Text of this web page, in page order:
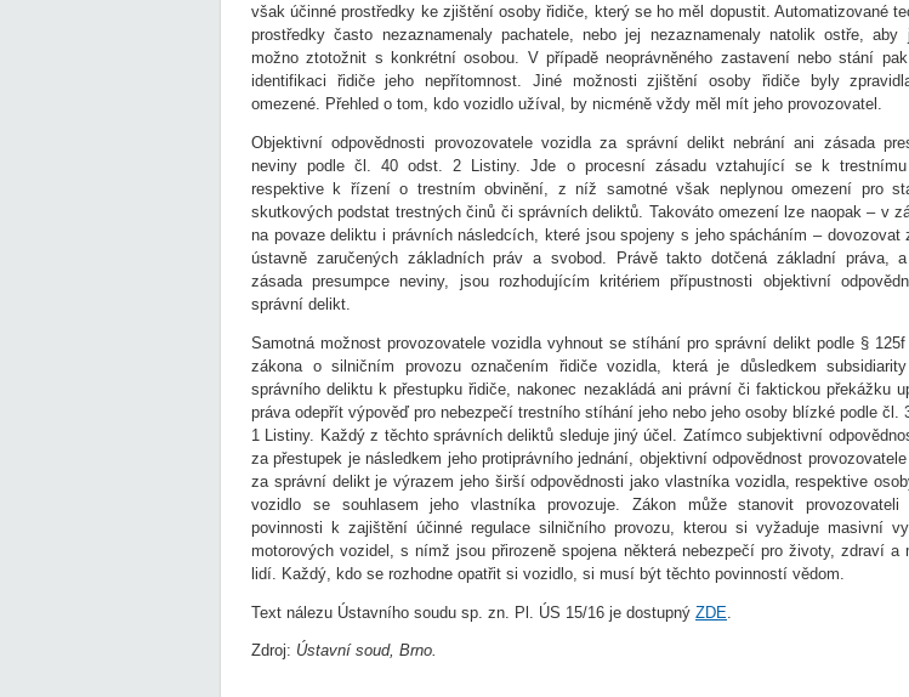
však účinné prostředky ke zjištění osoby řidiče, který se ho měl dopustit. Automatizované
prostředky často nezaznamenaly pachatele, nebo jej nezaznamenaly natolik ostře, aby
možno ztotožnit s konkrétní osobou. V případě neoprávněného zastavení nebo stání
identifikaci řidiče jeho nepřítomnost. Jiné možnosti zjištění osoby řidiče byly
omezené. Přehled o tom, kdo vozidlo užíval, by nicméně vždy měl mít jeho provozovatel.
Objektivní odpovědnosti provozovatele vozidla za správní delikt nebrání ani zásada
neviny podle čl. 40 odst. 2 Listiny. Jde o procesní zásadu vztahující se k trestnímu
respektive k řízení o trestním obvinění, z níž samotné však neplynou omezení pro
skutkových podstat trestných činů či správních deliktů. Takováto omezení lze naopak – v
na povaze deliktu i právních následcích, které jsou spojeny s jeho spácháním – dovozovat
ústavně zaručených základních práv a svobod. Právě takto dotčená základní práva,
zásada presumpce neviny, jsou rozhodujícím kritériem přípustnosti objektivní
správní delikt.
Samotná možnost provozovatele vozidla vyhnout se stíhání pro správní delikt podle § 125f
zákona o silničním provozu označením řidiče vozidla, která je důsledkem
správního deliktu k přestupku řidiče, nakonec nezakládá ani právní či faktickou překážku
práva odepřít výpověď pro nebezpečí trestního stíhání jeho nebo jeho osoby blízké podle čl.
1 Listiny. Každý z těchto správních deliktů sleduje jiný účel. Zatímco subjektivní
za přestupek je následkem jeho protiprávního jednání, objektivní odpovědnost
za správní delikt je výrazem jeho širší odpovědnosti jako vlastníka vozidla, respektive
vozidlo se souhlasem jeho vlastníka provozuje. Zákon může stanovit provozovateli
povinnosti k zajištění účinné regulace silničního provozu, kterou si vyžaduje masivní
motorových vozidel, s nímž jsou přirozeně spojena některá nebezpečí pro životy, zdraví a
lidí. Každý, kdo se rozhodne opatřit si vozidlo, si musí být těchto povinností vědom.
Text nálezu Ústavního soudu sp. zn. Pl. ÚS 15/16 je dostupný ZDE
Zdroj: Ústavní soud, Brno.